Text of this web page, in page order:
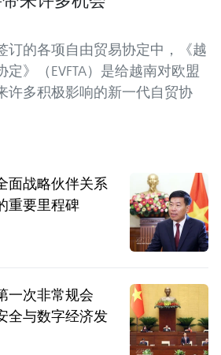
订的各项自由贸易协定中，《越
》（EVFTA）是给越南对欧盟
许多积极影响的新一代自贸协
面战略伙伴关系
重要里程碑
一次非常规会
全与数字经济发